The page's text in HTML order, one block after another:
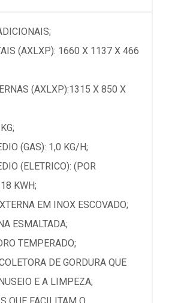
(AXLXP): 1660 X 1137 X 466
(AXLXP):1315 X 850 X
(GAS): 1,0 KG/H;
(ELETRICO): (POR
KWH;
EM INOX ESCOVADO;
ESMALTADA;
TEMPERADO;
DE GORDURA QUE
E A LIMPEZA;